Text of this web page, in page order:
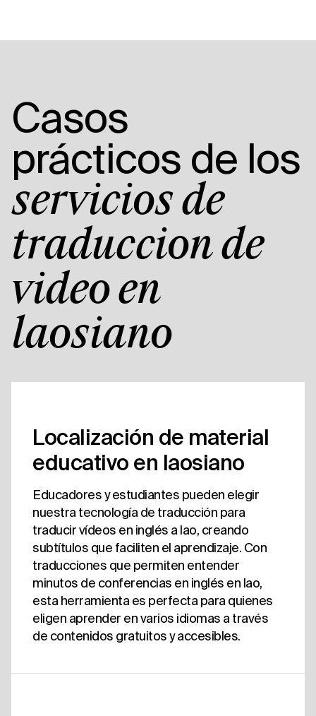
Casos
prácticos de los
servicios de
traducción de
vídeo en
laosiano
Localización de material
educativo en laosiano
Educadores y estudiantes pueden elegir
nuestra tecnología de traducción para
traducir vídeos en inglés a lao, creando
subtítulos que faciliten el aprendizaje. Con
traducciones que permiten entender
minutos de conferencias en inglés en lao,
esta herramienta es perfecta para quienes
eligen aprender en varios idiomas a través
de contenidos gratuitos y accesibles.